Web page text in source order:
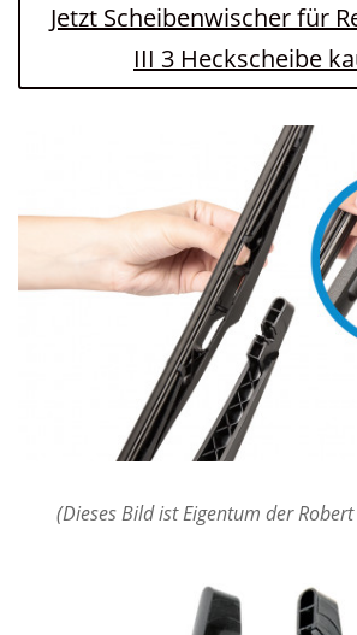
Jetzt Scheibenwischer für
III 3 Heckscheibe
(Dieses Bild ist Eigentum der Robert